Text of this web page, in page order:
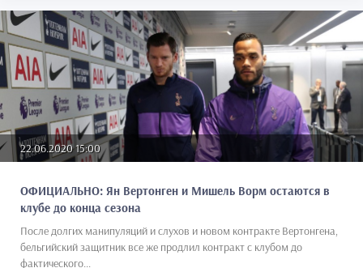
22.06.2020 15:00
ОФИЦИАЛЬНО: Ян Вертонген и Мишель Ворм остаются в
клубе до конца сезона
После долгих манипуляций и слухов и новом контракте Вертонгена,
бельгийский защитник все же продлил контракт с клубом до
фактического...